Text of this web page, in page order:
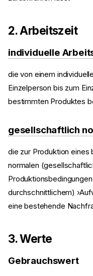
2. Arbeitszeit
individuelle
die von einem
Einzelperson bis zum
bestimmten Produktes
gesellschaftlich
die zur Produktion
normalen
durchschnittlichem)
eine bestehende
3. Werte
Gebrauchswert